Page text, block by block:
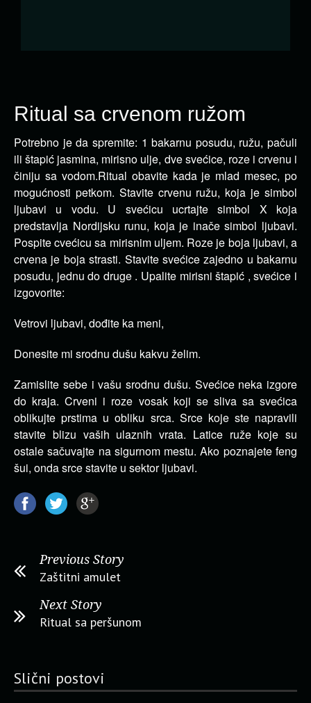
Ritual sa crvenom ružom
Potrebno je da spremite: 1 bakarnu posudu, ružu, pačuli
ili štapić jasmina, mirisno ulje, dve svećice, roze i crvenu i
činiju sa vodom.Ritual obavite kada je mlad mesec, po
mogućnosti petkom. Stavite crvenu ružu, koja je simbol
ljubavi u vodu. U svećicu ucrtajte simbol X koja
predstavlja Nordijsku runu, koja je inače simbol ljubavi.
Pospite cvećicu sa mirisnim uljem. Roze je boja ljubavi, a
crvena je boja strasti. Stavite svećice zajedno u bakarnu
posudu, jednu do druge . Upalite mirisni štapić , svećice i
izgovorite:
Vetrovi ljubavi, dođite ka meni,
Donesite mi srodnu dušu kakvu želim.
Zamislite sebe i vašu srodnu dušu. Svećice neka izgore
do kraja. Crveni i roze vosak koji se sliva sa svećica
oblikujte prstima u obliku srca. Srce koje ste napravili
stavite blizu vaših ulaznih vrata. Latice ruže koje su
ostale sačuvajte na sigurnom mestu. Ako poznajete feng
šui, onda srce stavite u sektor ljubavi.
Previous Story
Zaštitni amulet
Next Story
Ritual sa peršunom
Slični postovi